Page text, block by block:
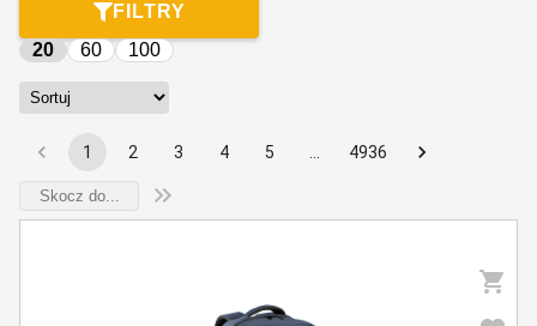
Torby, plecaki, walizki i portfele
Tematyczne
Sport, hobby i wypoczynek
Elektronika i akcesoria
FILTRY
20
60 100
1 2 3 4 5 4936